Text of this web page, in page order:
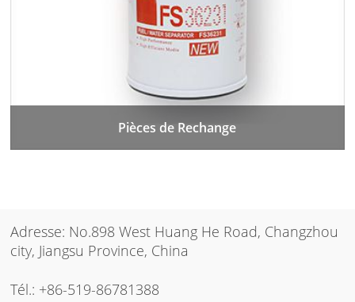
Pièces de Rechange
Adresse: No.898 West Huang He Road, Changzhou
city, Jiangsu Province, China
Tél.: +86-519-86781388